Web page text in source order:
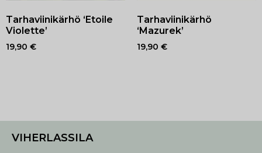
Tarhaviinikärhö ‘Etoile
Violette’
19,90 €
Tarhaviinikärhö
‘Mazurek’
19,90 €
VIHERLASSILA